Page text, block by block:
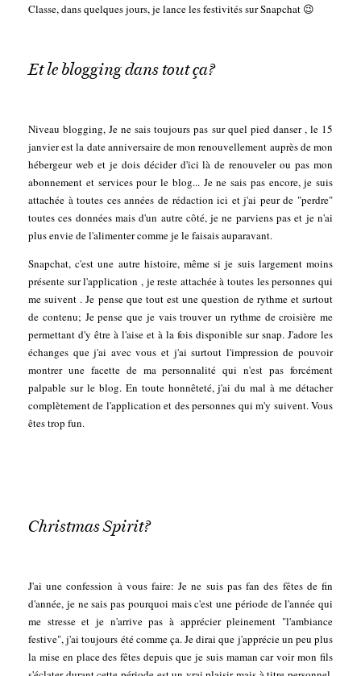
Classe, dans quelques jours, je lance les festivités sur Snapchat 😉
Et le blogging dans tout ça?
Niveau blogging, Je ne sais toujours pas sur quel pied danser , le 15
janvier est la date anniversaire de mon renouvellement auprès de mon
hébergeur web et je dois décider d'ici là de renouveler ou pas mon
abonnement et services pour le blog... Je ne sais pas encore, je suis
attachée à toutes ces années de rédaction ici et j'ai peur de "perdre"
toutes ces données mais d'un autre côté, je ne parviens pas et je n'ai
plus envie de l'alimenter comme je le faisais auparavant.
Snapchat, c'est une autre histoire, même si je suis largement moins
présente sur l'application , je reste attachée à toutes les personnes qui
me suivent . Je pense que tout est une question de rythme et surtout
de contenu; Je pense que je vais trouver un rythme de croisière me
permettant d'y être à l'aise et à la fois disponible sur snap. J'adore les
échanges que j'ai avec vous et j'ai surtout l'impression de pouvoir
montrer une facette de ma personnalité qui n'est pas forcément
palpable sur le blog. En toute honnêteté, j'ai du mal à me détacher
complètement de l'application et des personnes qui m'y suivent. Vous
êtes trop fun.
Christmas Spirit?
J'ai une confession à vous faire: Je ne suis pas fan des fêtes de fin
d'année, je ne sais pas pourquoi mais c'est une période de l'année qui
me stresse et je n'arrive pas à apprécier pleinement "l'ambiance
festive", j'ai toujours été comme ça. Je dirai que j'apprécie un peu plus
la mise en place des fêtes depuis que je suis maman car voir mon fils